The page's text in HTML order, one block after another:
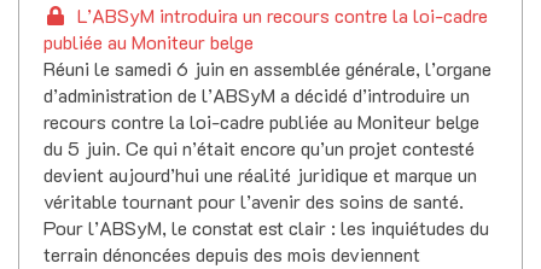
L’ABSyM introduira un recours contre la loi-cadre
publiée au Moniteur belge
Réuni le samedi 6 juin en assemblée générale, l’organe
d’administration de l’ABSyM a décidé d’introduire un
recours contre la loi-cadre publiée au Moniteur belge
du 5 juin. Ce qui n’était encore qu’un projet contesté
devient aujourd’hui une réalité juridique et marque un
véritable tournant pour l’avenir des soins de santé.
Pour l’ABSyM, le constat est clair : les inquiétudes du
terrain dénoncées depuis des mois deviennent